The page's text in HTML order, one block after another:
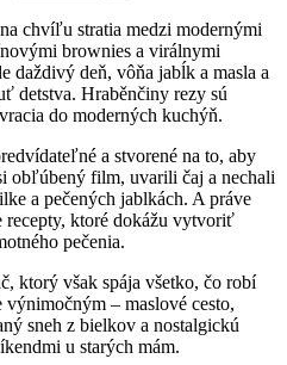
chvíľu stratia medzi modernými
brownies a virálnymi
daždivý deň, vôňa jabĺk a masla a
detstva. Hraběnčiny rezy sú
do moderných kuchýň.
a stvorené na to, aby
obľúbený film, uvarili čaj a nechali
a pečených jablkách. A práve
recepty, ktoré dokážu vytvoriť
pečenia.
ktorý však spája všetko, čo robí
výnimočným – maslové cesto,
sneh z bielkov a nostalgickú
u starých mám.